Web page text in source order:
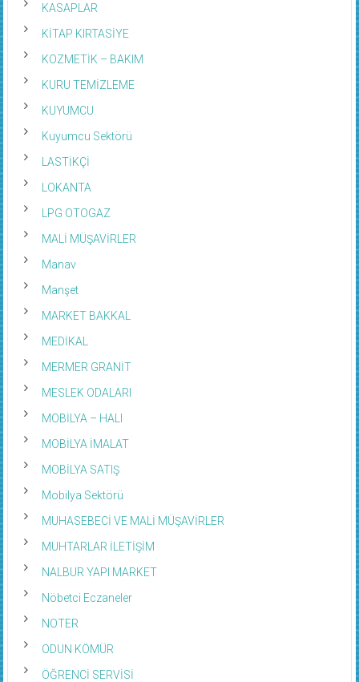
KASAPLAR
KİTAP KIRTASİYE
KOZMETİK – BAKIM
KURU TEMİZLEME
KUYUMCU
Kuyumcu Sektörü
LASTİKÇİ
LOKANTA
LPG OTOGAZ
MALİ MÜŞAVİRLER
Manav
Manşet
MARKET BAKKAL
MEDİKAL
MERMER GRANİT
MESLEK ODALARI
MOBİLYA – HALI
MOBİLYA İMALAT
MOBİLYA SATIŞ
Mobilya Sektörü
MUHASEBECİ VE MALİ MÜŞAVİRLER
MUHTARLAR İLETİŞİM
NALBUR YAPI MARKET
Nöbetci Eczaneler
NOTER
ODUN KÖMÜR
ÖĞRENCİ SERVİSİ